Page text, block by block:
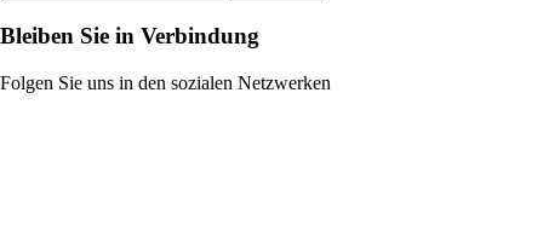
Bleiben Sie in Verbindung
Folgen Sie uns in den sozialen Netzwerken